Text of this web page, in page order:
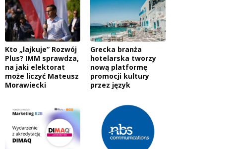
Kto „lajkuje” Rozwój
Plus? IMM sprawdza,
na jaki elektorat
może liczyć Mateusz
Morawiecki
Grecka branża
hotelarska tworzy
nową platformę
promocji kultury
przez język